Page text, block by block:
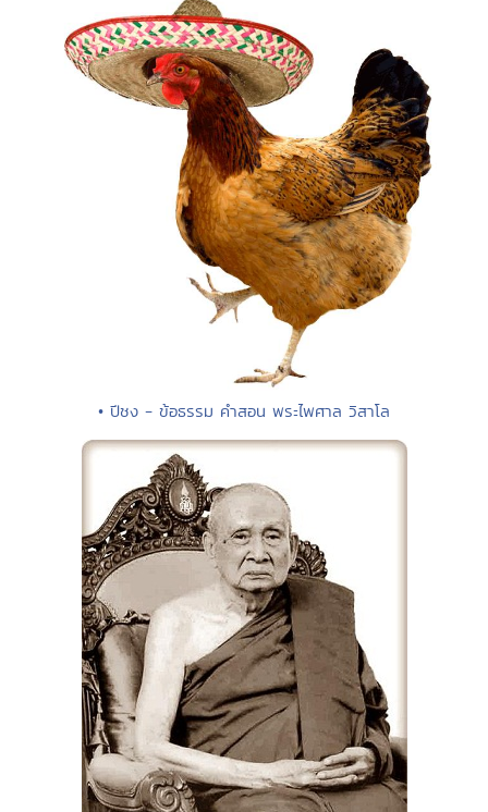
• ปีชง - ข้อธรรม คำสอน พระไพศาล วิสาโล